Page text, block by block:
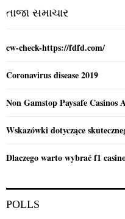
તાજા સમાચાર
cw-check-https://fdfd.com/
Coronavirus disease 2019
Non Gamstop Paysafe
Wskazówki dotyczące
Dlaczego warto wybrać f1
POLLS